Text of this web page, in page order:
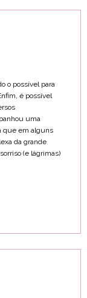
o possível para
é possível
uma
que em alguns
da grande
(e lágrimas)